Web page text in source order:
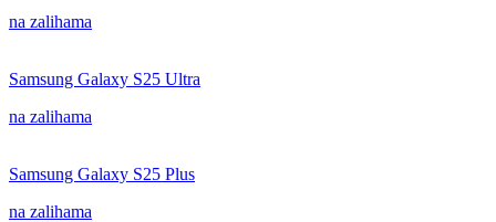
na zalihama
Samsung Galaxy S25 Ultra
na zalihama
Samsung Galaxy S25 Plus
na zalihama